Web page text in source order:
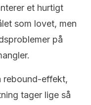
et hurtigt
som lovet, men
på
rebound-effekt,
tager lige så